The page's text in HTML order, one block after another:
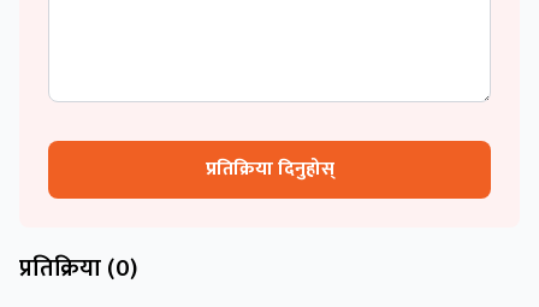
प्रतिक्रिया दिनुहोस्
प्रतिक्रिया (0)